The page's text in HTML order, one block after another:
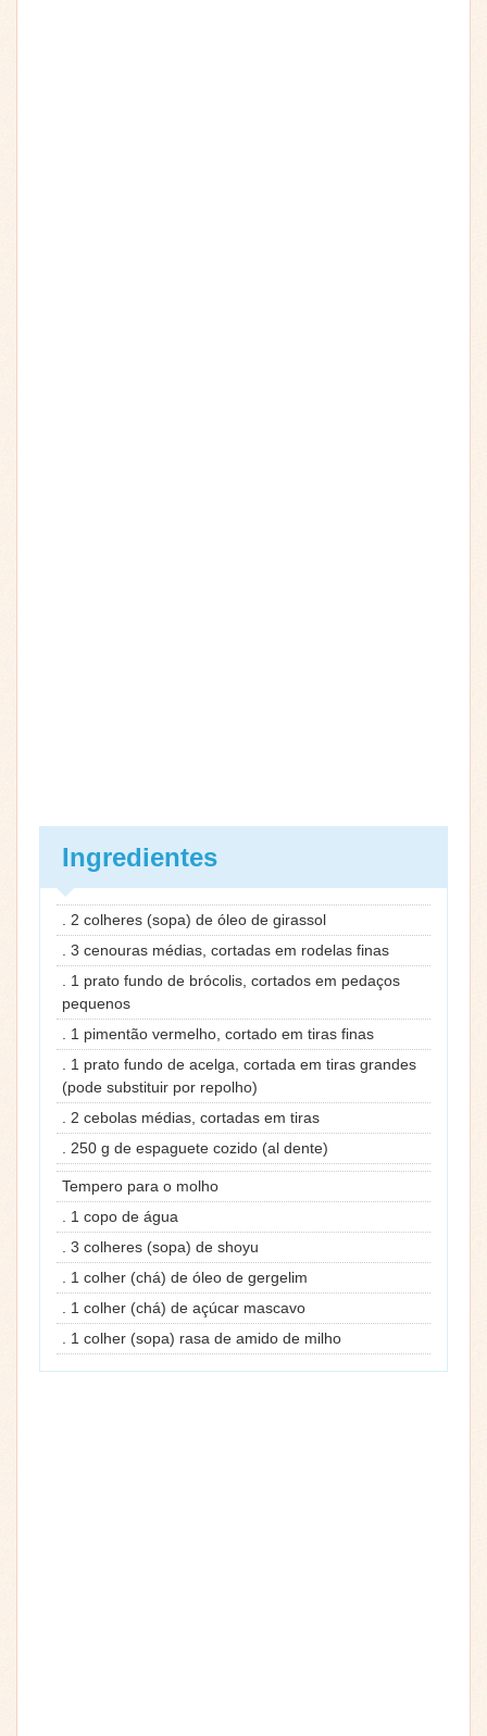
Ingredientes
. 2 colheres (sopa) de óleo de girassol
. 3 cenouras médias, cortadas em rodelas finas
. 1 prato fundo de brócolis, cortados em pedaços
pequenos
. 1 pimentão vermelho, cortado em tiras finas
. 1 prato fundo de acelga, cortada em tiras grandes
(pode substituir por repolho)
. 2 cebolas médias, cortadas em tiras
. 250 g de espaguete cozido (al dente)
Tempero para o molho
. 1 copo de água
. 3 colheres (sopa) de shoyu
. 1 colher (chá) de óleo de gergelim
. 1 colher (chá) de açúcar mascavo
. 1 colher (sopa) rasa de amido de milho